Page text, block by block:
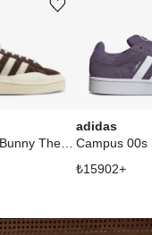
Ürünü istek listesine ekle veya listeden çıkar
adidas
₺15902+